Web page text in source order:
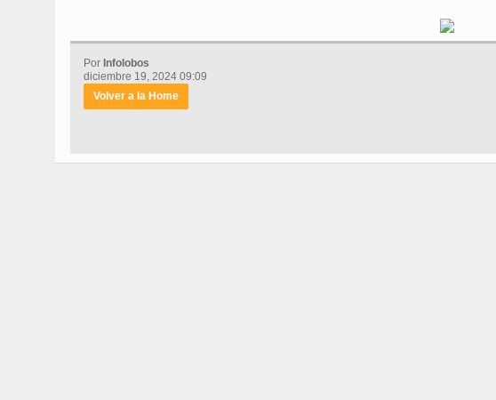
Por Infolobos
diciembre 19, 2024 09:09
Volver a la Home